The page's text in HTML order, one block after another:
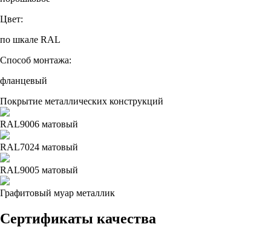
Цвет:
по шкале RAL
Способ монтажа:
фланцевый
Покрытие металлических конструкций
RAL9006 матовый
RAL7024 матовый
RAL9005 матовый
Графитовый муар металлик
Сертификаты качества